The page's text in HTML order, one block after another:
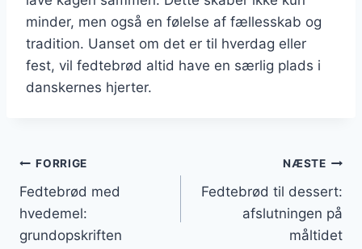
minder, men også en følelse af fællesskab og
tradition. Uanset om det er til hverdag eller
fest, vil fedtebrød altid have en særlig plads i
danskernes hjerter.
Indlægsnavigation
FORRIGE
Fedtebrød med
hvedemel:
grundopskriften
NÆSTE
Fedtebrød til dessert:
afslutningen på
måltidet